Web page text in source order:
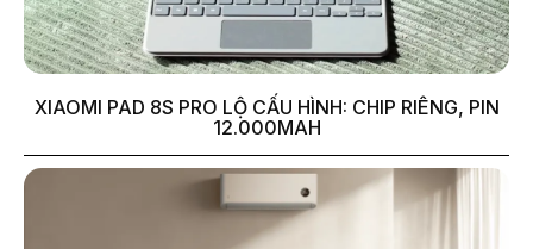
XIAOMI PAD 8S PRO LỘ CẤU HÌNH: CHIP RIÊNG, PIN
12.000MAH